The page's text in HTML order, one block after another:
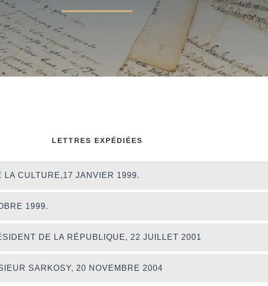
LETTRES EXPÉDIÉES
CULTURE,17 JANVIER 1999.
1999.
DE LA RÉPUBLIQUE, 22 JUILLET 2001
SARKOSY, 20 NOVEMBRE 2004